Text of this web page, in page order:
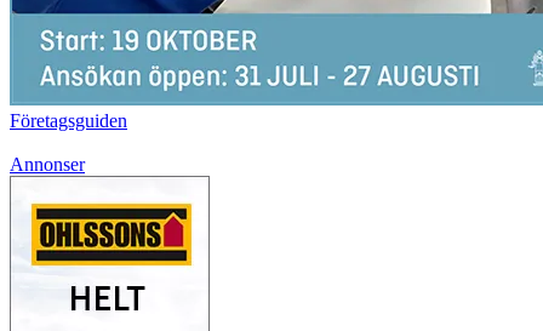
Företagsguiden
Annonser